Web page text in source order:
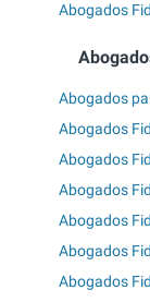
Abogados
Abogados
Abogados
Abogados
Abogados
Abogados
Abogados
Abogados